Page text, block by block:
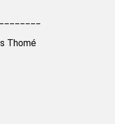
Thomé